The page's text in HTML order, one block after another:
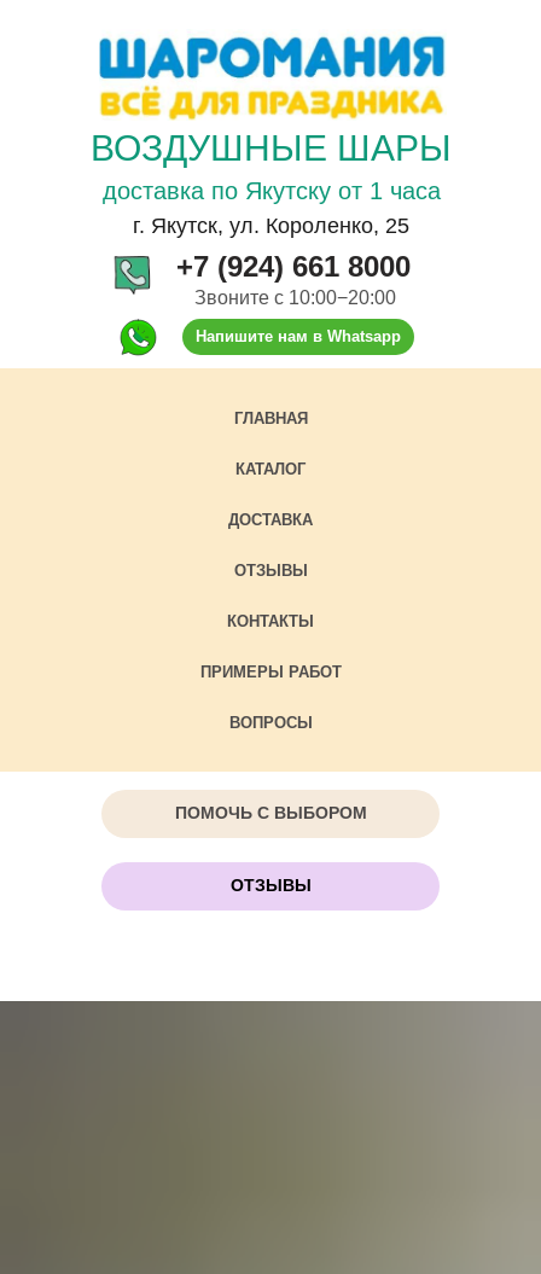
ВОЗДУШНЫЕ ШАРЫ
доставка по Якутску от 1 часа
г. Якутск, ул. Короленко, 25
+7 (924) 661 8000
Напишите нам в Whatsapp
Звоните с 10:00−20:00
ГЛАВНАЯ
КАТАЛОГ
ДОСТАВКА
ОТЗЫВЫ
КОНТАКТЫ
ПРИМЕРЫ РАБОТ
ВОПРОСЫ
ПОМОЧЬ С ВЫБОРОМ
ОТЗЫВЫ